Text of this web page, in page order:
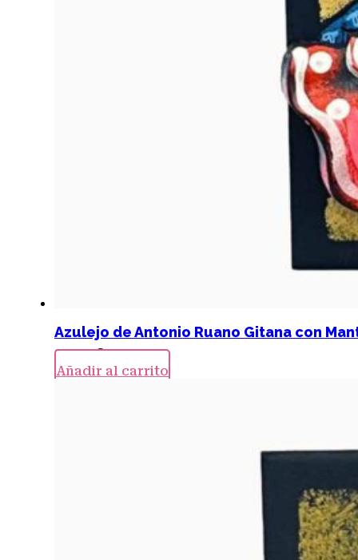
Azulejo de Antonio Ruano Gitana con
24,00€
Añadir al carrito